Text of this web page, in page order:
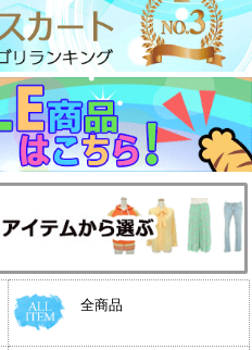
全商品